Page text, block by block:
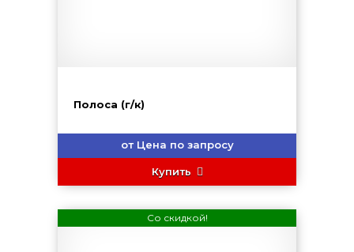
Полоса (г/к)
от Цена по запросу
Купить
Со скидкой!